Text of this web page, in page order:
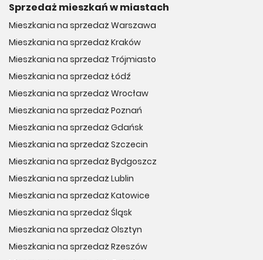
Sprzedaż mieszkań w miastach
Mieszkania na sprzedaż Warszawa
Mieszkania na sprzedaż Kraków
Mieszkania na sprzedaż Trójmiasto
Mieszkania na sprzedaż Łódź
Mieszkania na sprzedaż Wrocław
Mieszkania na sprzedaż Poznań
Mieszkania na sprzedaż Gdańsk
Mieszkania na sprzedaż Szczecin
Mieszkania na sprzedaż Bydgoszcz
Mieszkania na sprzedaż Lublin
Mieszkania na sprzedaż Katowice
Mieszkania na sprzedaż Śląsk
Mieszkania na sprzedaż Olsztyn
Mieszkania na sprzedaż Rzeszów